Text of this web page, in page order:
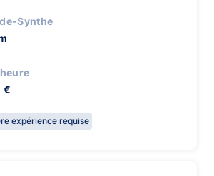
Synthe
€
expérience requise